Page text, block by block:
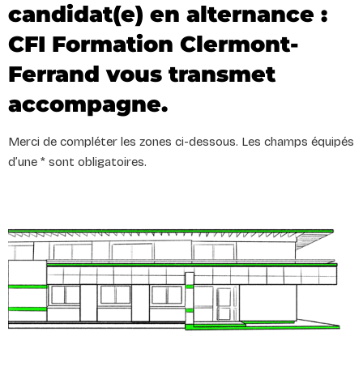
candidat(e) en alternance :
CFI Formation Clermont-
Ferrand vous transmet
accompagne.
Merci de compléter les zones ci-dessous. Les champs équipés
d’une * sont obligatoires.